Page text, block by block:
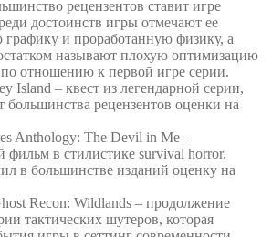
рецензентов ставит игре
достоинств игры отмечают ее
и проработанную физику, а
называют плохую оптимизацию
отношению к первой игре серии.
Island – квест из легендарной серии,
рецензентов оценки на
Anthology: The Devil in Me –
фильм в стилистике survival horror,
в большинстве изданий оценку на
Recon: Wildlands – продолжение
тактических шутеров, которая